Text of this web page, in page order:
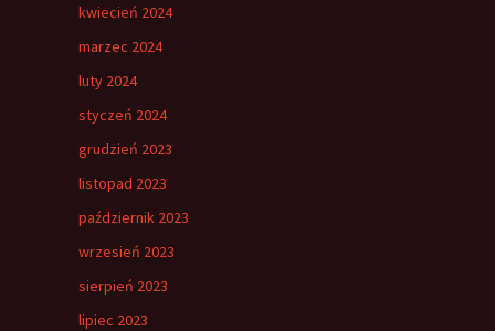
kwiecień 2024
marzec 2024
luty 2024
styczeń 2024
grudzień 2023
listopad 2023
październik 2023
wrzesień 2023
sierpień 2023
lipiec 2023